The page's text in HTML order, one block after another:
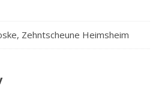
Zehntscheune Heimsheim